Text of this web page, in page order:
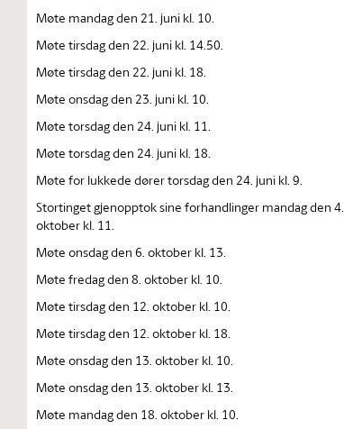
Møte mandag den 21. juni kl. 10.
Møte tirsdag den 22. juni kl. 14.50.
Møte tirsdag den 22. juni kl. 18.
Møte onsdag den 23. juni kl. 10.
Møte torsdag den 24. juni kl. 11.
Møte torsdag den 24. juni kl. 18.
Møte for lukkede dører torsdag den 24. juni kl. 9.
Stortinget gjenopptok sine forhandlinger mandag den 4.
oktober kl. 11.
Møte onsdag den 6. oktober kl. 13.
Møte fredag den 8. oktober kl. 10.
Møte tirsdag den 12. oktober kl. 10.
Møte tirsdag den 12. oktober kl. 18.
Møte onsdag den 13. oktober kl. 10.
Møte onsdag den 13. oktober kl. 13.
Møte mandag den 18. oktober kl. 10.